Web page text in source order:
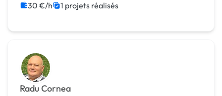
30 €/h 1 projets réalisés
Radu Cornea